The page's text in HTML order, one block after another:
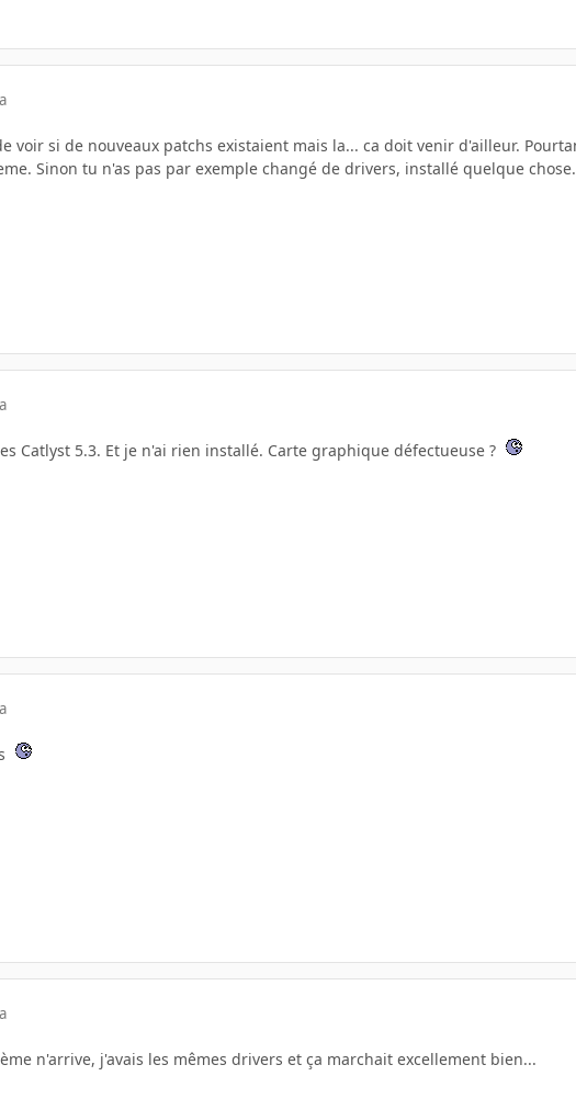
voir si de nouveaux patchs existaient mais la... ca doit venir d'ailleur.
Sinon tu n'as pas par exemple changé de drivers, installé quelque
Catlyst 5.3. Et je n'ai rien installé. Carte graphique défectueuse ?
n'arrive, j'avais les mêmes drivers et ça marchait excellement bien...